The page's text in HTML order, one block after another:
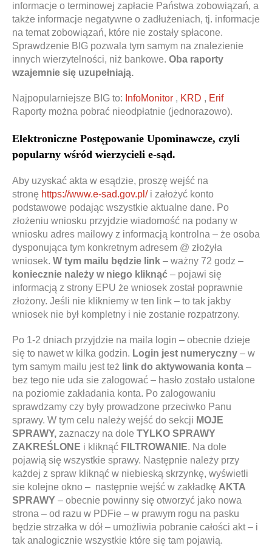
informacje o terminowej zapłacie Państwa zobowiązań, a
także informacje negatywne o zadłużeniach, tj. informacje
na temat zobowiązań, które nie zostały spłacone.
Sprawdzenie BIG pozwala tym samym na znalezienie
innych wierzytelności, niż bankowe. Oba raporty
wzajemnie się uzupełniają.
Najpopularniejsze BIG to: InfoMonitor , KRD , Erif
Raporty można pobrać nieodpłatnie (jednorazowo).
Elektroniczne Postępowanie Upominawcze, czyli
popularny wśród wierzycieli e-sąd.
Aby uzyskać akta w esądzie, proszę wejść na
stronę https://www.e-sad.gov.pl/i założyć konto
podstawowe podając wszystkie aktualne dane. Po
złożeniu wniosku przyjdzie wiadomość na podany w
wniosku adres mailowy z informacją kontrolna – że osoba
dysponująca tym konkretnym adresem @ złożyła
wniosek. W tym mailu będzie link – ważny 72 godz –
koniecznie należy w niego kliknąć – pojawi się
informacją z strony EPU że wniosek został poprawnie
złożony. Jeśli nie klikniemy w ten link – to tak jakby
wniosek nie był kompletny i nie zostanie rozpatrzony.
Po 1-2 dniach przyjdzie na maila login – obecnie dzieje
się to nawet w kilka godzin. Login jest numeryczny – w
tym samym mailu jest też link do aktywowania konta –
bez tego nie uda sie zalogować – hasło zostało ustalone
na poziomie zakładania konta. Po zalogowaniu
sprawdzamy czy były prowadzone przeciwko Panu
sprawy. W tym celu należy wejść do sekcji MOJE
SPRAWY, zaznaczy na dole TYLKO SPRAWY
ZAKREŚLONE i kliknąć FILTROWANIE. Na dole
pojawią się wszystkie sprawy. Następnie należy przy
każdej z spraw kliknąć w niebieską skrzynkę, wyświetli
sie kolejne okno – następnie wejść w zakładkę AKTA
SPRAWY – obecnie powinny się otworzyć jako nowa
strona – od razu w PDFie – w prawym rogu na pasku
będzie strzałka w dół – umożliwia pobranie całości akt – i
tak analogicznie wszystkie które się tam pojawią.